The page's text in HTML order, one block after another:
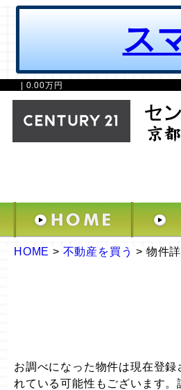
ス
| 0.00万円
HOME > 不動産を買う > 物件
お調べになった物件は現在登
れている可能性もございます